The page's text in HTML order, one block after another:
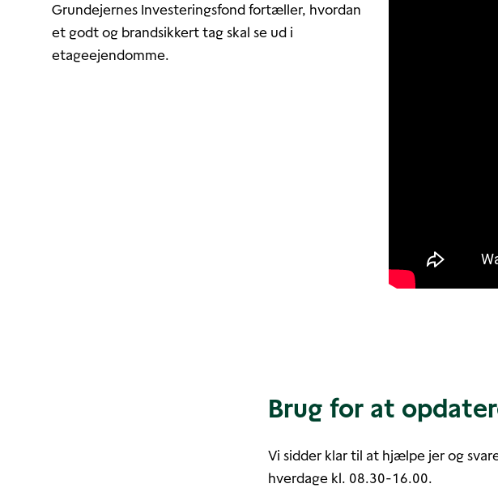
Grundejernes Investeringsfond fortæller, hvordan
et godt og brandsikkert tag skal se ud i
etageejendomme.
Brug for at
Vi sidder klar til at hjælpe jer og
hverdage kl. 08.30-16.00.